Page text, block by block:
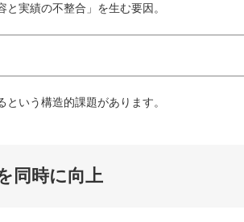
実績の不整合」を生む要因。
という構造的課題があります。
同時に向上